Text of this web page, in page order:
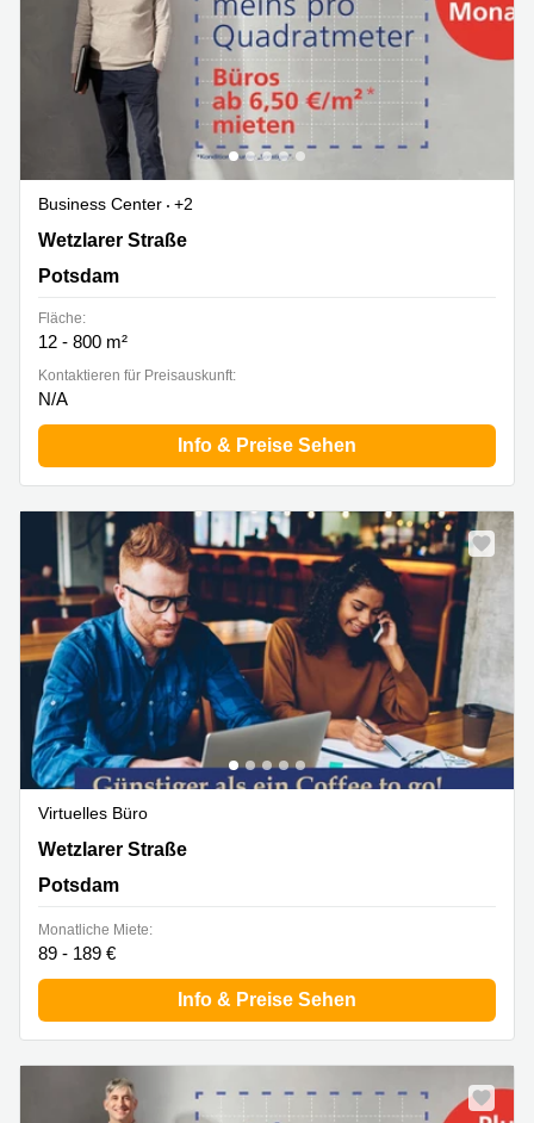
Business Center
+2
Wetzlarer Straße 54, Potsdam
Wetzlarer Straße
Potsdam
Fläche:
12 - 800 m²
Kontaktieren für Preisauskunft:
N/A
Info & Preise Sehen
Virtuelles Büro
Wetzlarer Straße 28-88, Potsdam
Wetzlarer Straße
Potsdam
Monatliche Miete:
89 - 189 €
Info & Preise Sehen